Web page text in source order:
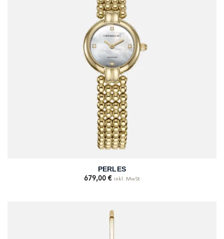
PERLES
679,00 € inkl. MwSt